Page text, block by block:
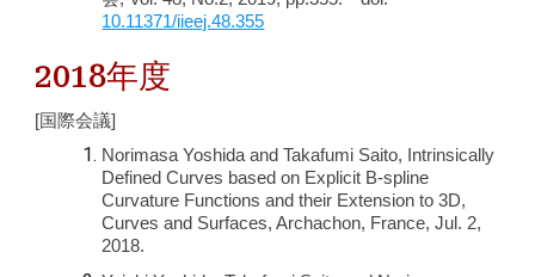
10.11371/iieej.48.355
2018年度
[国際会議]
Norimasa Yoshida and Takafumi Saito, Intrinsically
Defined Curves based on Explicit B-spline
Curvature Functions and their Extension to 3D,
Curves and Surfaces, Archachon, France, Jul. 2,
2018.